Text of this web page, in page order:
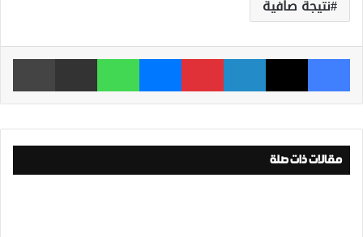
نتيجة صافية
فيسبوك ‫X لينكدإن بينتيريست ماسنجر واتساب مشاركة عبر البريد
مقالات ذات صلة